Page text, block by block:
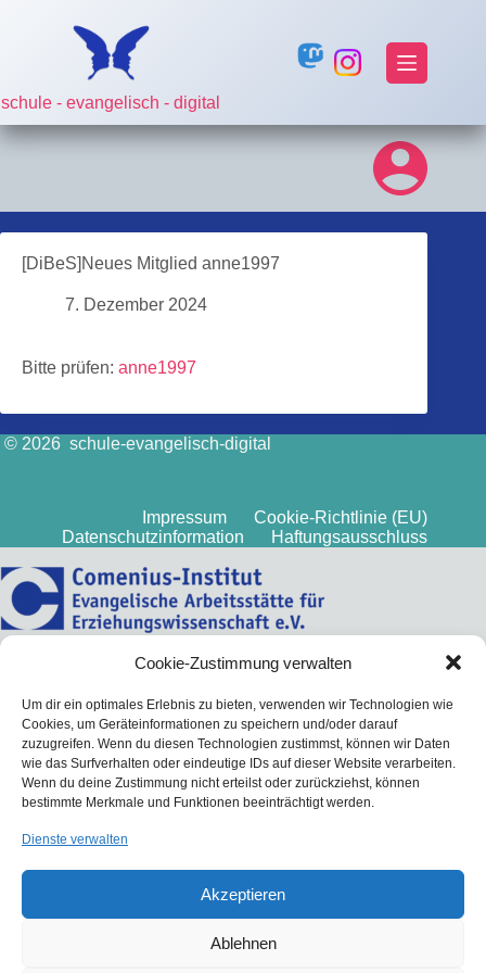
Cookie-Zustimmung verwalten
Um dir ein optimales Erlebnis zu bieten, verwenden wir Technologien wie
Cookies, um Geräteinformationen zu speichern und/oder darauf
zuzugreifen. Wenn du diesen Technologien zustimmst, können wir Daten
wie das Surfverhalten oder eindeutige IDs auf dieser Website verarbeiten.
Wenn du deine Zustimmung nicht erteilst oder zurückziehst, können
bestimmte Merkmale und Funktionen beeinträchtigt werden.
Dienste verwalten
Akzeptieren
Ablehnen
schule - evangelisch - digital
[DiBeS]Neues Mitglied anne1997
7. Dezember 2024
Bitte prüfen: anne1997
© 2026 schule-evangelisch-digital
Impressum
Cookie-Richtlinie (EU)
Datenschutzinformation
Haftungsausschluss